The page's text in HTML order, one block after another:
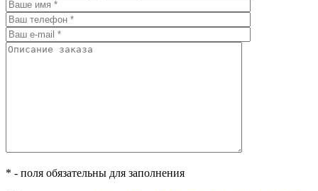
* - поля обязательны для заполнения